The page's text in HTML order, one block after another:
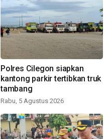
Polres Cilegon siapkan
kantong parkir tertibkan truk
tambang
Rabu, 5 Agustus 2026